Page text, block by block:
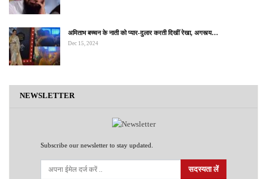
अमिताभ बच्चन के नाती को प्यार-दुलार करती दिखीं रेखा, अगस्त्य…
Dec 15, 2024
NEWSLETTER
Subscribe our newsletter to stay updated.
सदस्यता लें